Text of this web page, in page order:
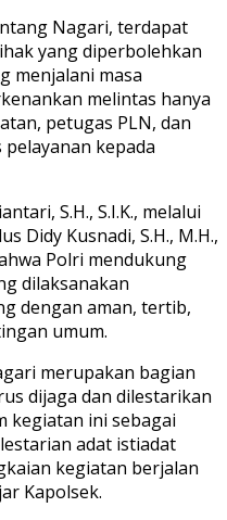
Nagari, terdapat
yang diperbolehkan
menjalani masa
melintas hanya
petugas PLN, dan
kepada
S.H., S.I.K., melalui
Didy Kusnadi, S.H., M.H.,
Polri mendukung
dilaksanakan
dengan aman, tertib,
umum.
merupakan bagian
dijaga dan dilestarikan
kegiatan ini sebagai
adat istiadat
kegiatan berjalan
Kapolsek.